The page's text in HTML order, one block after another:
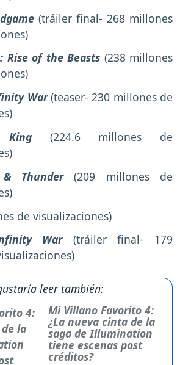
(tráiler final- 268 millones
Rise of the Beasts (238 millones
War(teaser- 230 millones de
King (224.6 millones de
& Thunder(209 millones de
de visualizaciones)
War(tráiler final- 179
leer también:
Mi Villano Favorito 4:
¿La nueva cinta de la
saga de Illumination
tiene escenas post
créditos?